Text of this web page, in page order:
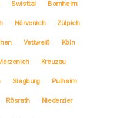
Swisttal Bornheim
Nörvenich Zülpich
Vettweiß Köln
Kreuzau
Siegburg Pulheim
Rösrath Niederzier